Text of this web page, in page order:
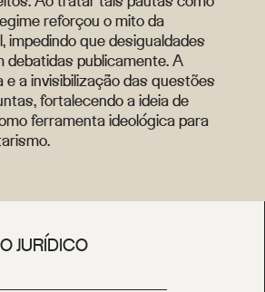
reforçou o mito da
impedindo que desigualdades
publicamente. A
e a invisibilização das questões
fortalecendo a ideia de
ferramenta ideológica para
JURÍDICO